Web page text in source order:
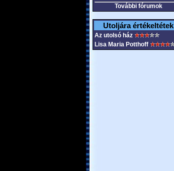
További fórumok
Utoljára értékeltétek
Az utolsó ház
Lisa Maria Potthoff